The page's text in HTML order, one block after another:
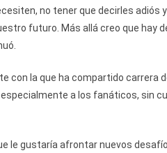
no tener que decirles adiós
futuro. Más allá creo que hay
con la que ha compartido carrera
a los fanáticos, sin
le gustaría afrontar nuevos